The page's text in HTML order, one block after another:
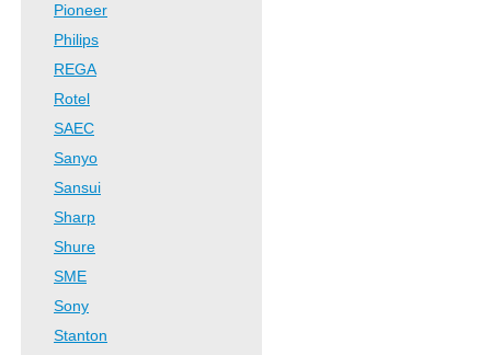
Pioneer
Philips
REGA
Rotel
SAEC
Sanyo
Sansui
Sharp
Shure
SME
Sony
Stanton